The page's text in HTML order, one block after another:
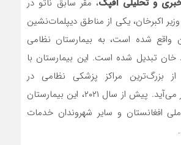
و تحلیلی افپک، مقر سابق ناتو در
اکبرخان، یکی از مناطق دیپلمات‌نشین
واقع شده است، به بیمارستان نظامی
خان تبدیل شده است. این بیمارستان با
از بزرگ‌ترین مراکز پزشکی نظامی در
افغانستان به شمار می‌آید. پیش از سال ۲۰۲۱، این بیمارستان
افغانستان و سایر شهروندان خدمات